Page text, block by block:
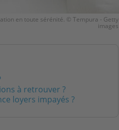
en toute sérénité. © Tempura - Getty
images
à retrouver ?
loyers impayés ?